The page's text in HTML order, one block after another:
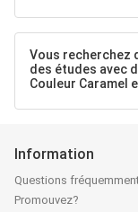
Vous recherchez
des études avec
Couleur Caramel
Information
Questions
Promouvez?